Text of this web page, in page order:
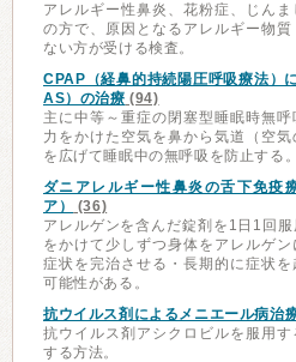
アレルギー性鼻炎、花粉症、じん
の方で、原因となるアレルギー物
ない方が受ける検査。
CPAP（経鼻的持続陽圧呼吸療法）
AS）の治療 (94)
主に中等～重症の閉塞型睡眠時無
力をかけた空気を鼻から気道（空
を広げて睡眠中の無呼吸を防止する。
ダニアレルギー性鼻炎の舌下免疫
ア）
(36)
アレルゲンを含んだ錠剤を1日1回
をかけて少しずつ身体をアレルゲ
症状を完治させる・長期的に症状
可能性がある。
抗ウイルス剤によるメニエール病治
抗ウイルス剤アシクロビルを服用
する方法。